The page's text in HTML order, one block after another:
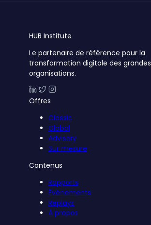
HUB Institute
Le partenaire de référence pour la
transformation digitale des grandes
organisations.
Offres
Classic
Global
Advisory
Sur mesure
Contenus
Rapports
Événements
Replays
À propos